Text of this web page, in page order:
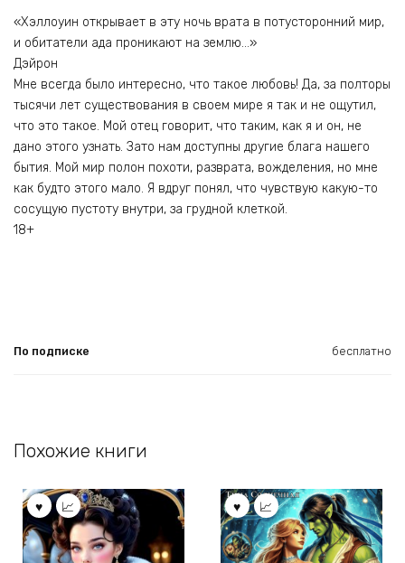
«Хэллоуин открывает в эту ночь врата в потусторонний мир,
и обитатели ада проникают на землю…»
Дэйрон
Мне всегда было интересно, что такое любовь! Да, за полторы
тысячи лет существования в своем мире я так и не ощутил,
что это такое. Мой отец говорит, что таким, как я и он, не
дано этого узнать. Зато нам доступны другие блага нашего
бытия. Мой мир полон похоти, разврата, вожделения, но мне
как будто этого мало. Я вдруг понял, что чувствую какую-то
сосущую пустоту внутри, за грудной клеткой.
18+
По подписке бесплатно
Похожие книги